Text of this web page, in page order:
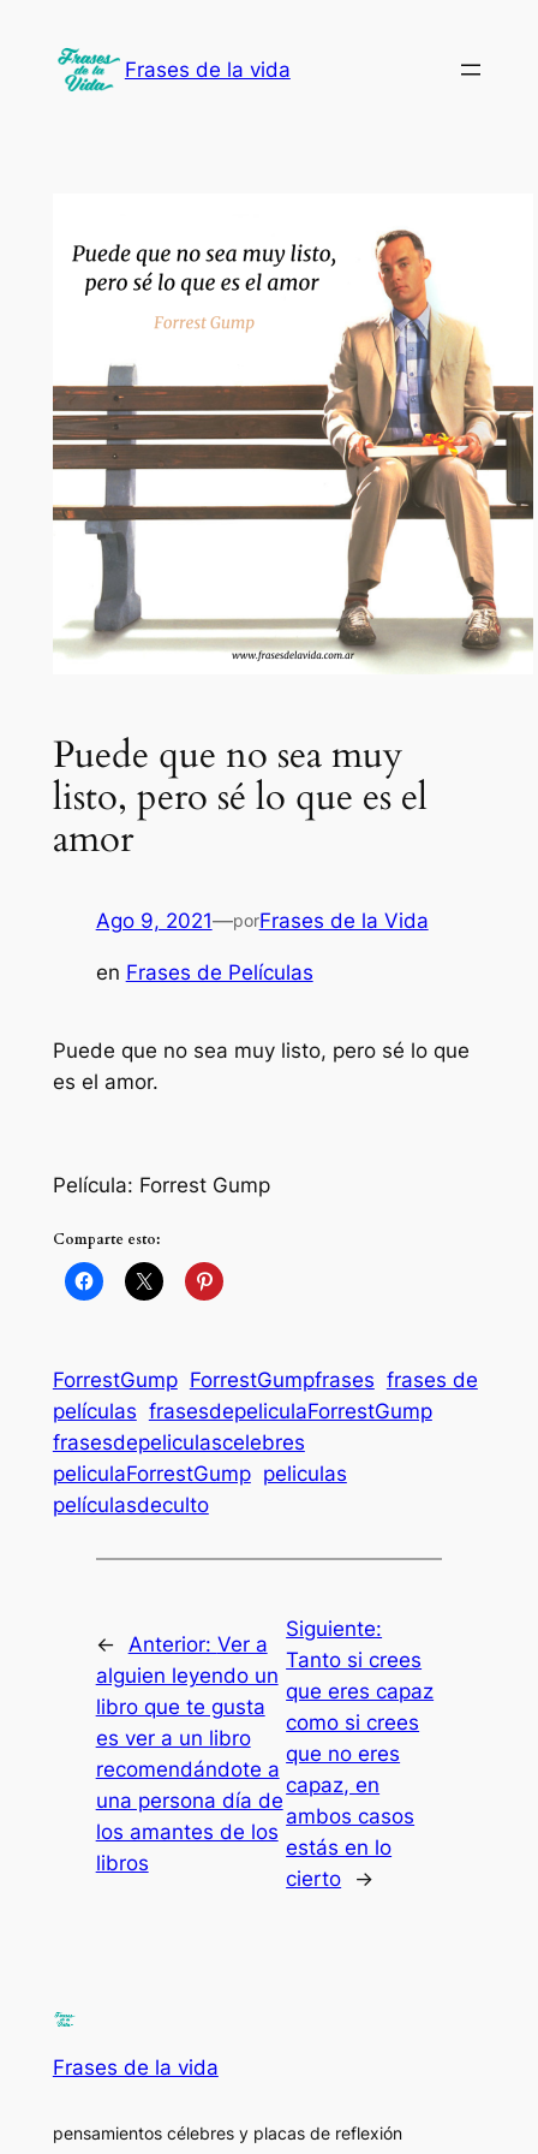
contenido
Frases de la vida
Puede que no sea muy
listo, pero sé lo que es el
amor
Ago 9, 2021—porFrases de la Vida
en Frases de Películas
Puede que no sea muy listo, pero sé lo que
es el amor.
Película: Forrest Gump
Comparte esto:
ForrestGump ForrestGumpfrases frases de
películas frasesdepeliculaForrestGump
frasesdepeliculascelebres
peliculaForrestGump peliculas
películasdeculto
← Anterior: Ver a
alguien leyendo un
libro que te gusta
es ver a un libro
recomendándote a
una persona día de
los amantes de los
libros
Siguiente:
Tanto si crees
que eres capaz
como si crees
que no eres
capaz, en
ambos casos
estás en lo
cierto
→
Frases de la vida
pensamientos célebres y placas de reflexión